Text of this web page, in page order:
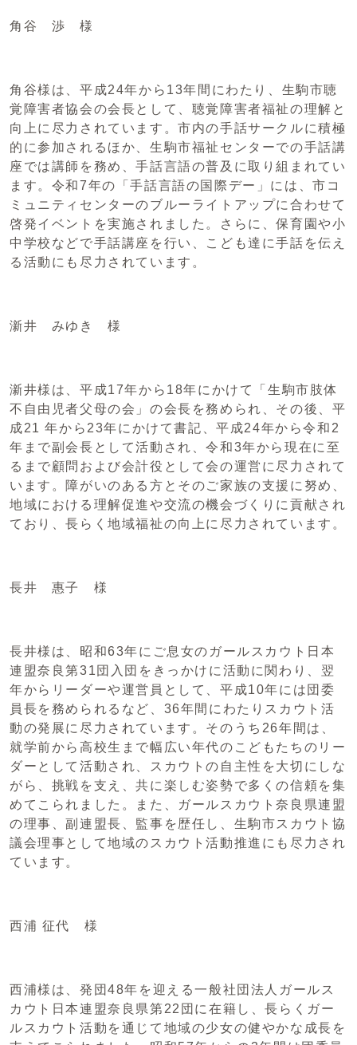
角谷 渉 様
角谷様は、平成24年から13年間にわたり、生駒市聴
覚障害者協会の会長として、聴覚障害者福祉の理解と
向上に尽力されています。市内の手話サークルに積極
的に参加されるほか、生駒市福祉センターでの手話講
座では講師を務め、手話言語の普及に取り組まれてい
ます。令和7年の「手話言語の国際デー」には、市コ
ミュニティセンターのブルーライトアップに合わせて
啓発イベントを実施されました。さらに、保育園や小
中学校などで手話講座を行い、こども達に手話を伝え
る活動にも尽力されています。
澵井 みゆき 様
澵井様は、平成17年から18年にかけて「生駒市肢体
不自由児者父母の会」の会長を務められ、その後、平
成21 年から23年にかけて書記、平成24年から令和2
年まで副会長として活動され、令和3年から現在に至
るまで顧問および会計役として会の運営に尽力されて
います。障がいのある方とそのご家族の支援に努め、
地域における理解促進や交流の機会づくりに貢献され
ており、長らく地域福祉の向上に尽力されています。
長井 惠子 様
長井様は、昭和63年にご息女のガールスカウト日本
連盟奈良第31団入団をきっかけに活動に関わり、翌
年からリーダーや運営員として、平成10年には団委
員長を務められるなど、36年間にわたりスカウト活
動の発展に尽力されています。そのうち26年間は、
就学前から高校生まで幅広い年代のこどもたちのリー
ダーとして活動され、スカウトの自主性を大切にしな
がら、挑戦を支え、共に楽しむ姿勢で多くの信頼を集
めてこられました。また、ガールスカウト奈良県連盟
の理事、副連盟長、監事を歴任し、生駒市スカウト協
議会理事として地域のスカウト活動推進にも尽力され
ています。
西浦 征代 様
西浦様は、発団48年を迎える一般社団法人ガールス
カウト日本連盟奈良県第22団に在籍し、長らくガー
ルスカウト活動を通じて地域の少女の健やかな成長を